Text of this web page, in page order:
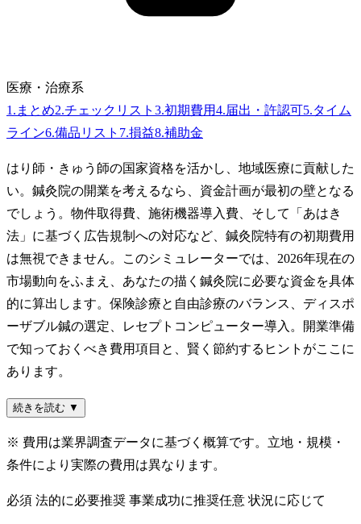
医療・治療系
1 . まとめ2.チェックリスト 3.初期費用4.届出・許認可5.タイム
ライン6.備品リスト 7.損益8.補助金
はり師・きゅう師の国家資格を活かし、地域医療に貢献した
い。鍼灸院の開業を考えるなら、資金計画が最初の壁となる
でしょう。物件取得費、施術機器導入費、そして「あはき
法」に基づく広告規制への対応など、鍼灸院特有の初期費用
は無視できません。このシミュレーターでは、2026年現在の
市場動向をふまえ、あなたの描く鍼灸院に必要な資金を具体
的に算出します。保険診療と自由診療のバランス、ディスポ
ーザブル鍼の選定、レセプトコンピューター導入。開業準備
で知っておくべき費用項目と、賢く節約するヒントがここに
あります。
続きを読む ▼
※ 費用は業界調査データに基づく概算です。立地・規模・
条件により実際の費用は異なります。
必須 法的に必要推奨 事業成功に推奨任意 状況に応じて